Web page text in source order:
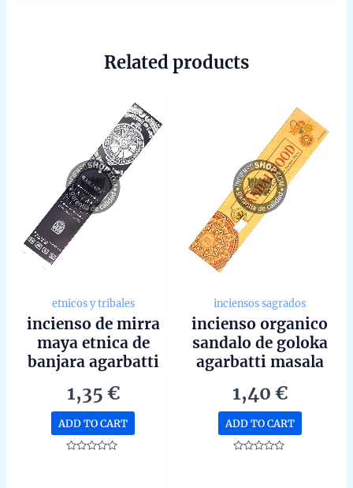
Related products
etnicos y tribales
incienso de mirra
maya etnica de
banjara agarbatti
mano unidad de
15g
1,35 €
ADD TO CART
inciensos sagrados
incienso organico
sandalo de goloka
agarbatti masala
bangalore unidad
de 15g
1,40 €
ADD TO CART